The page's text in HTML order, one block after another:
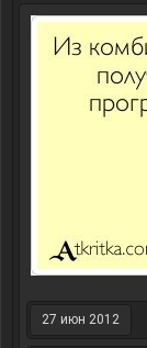
27 июн 2012